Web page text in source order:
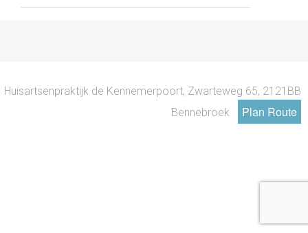
Huisartsenpraktijk de Kennemerpoort, Zwarteweg 65, 2121BB
Bennebroek
Plan Route